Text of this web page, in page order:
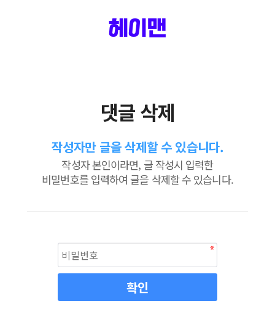
헤이맨
댓글 삭제
작성자만 글을 삭제할 수 있습니다.
작성자 본인이라면, 글 작성시 입력한
비밀번호를 입력하여 글을 삭제할 수 있습니다.